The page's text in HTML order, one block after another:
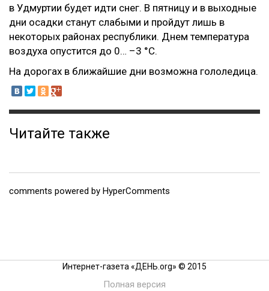
в Удмуртии будет идти снег. В пятницу и в выходные
дни осадки станут слабыми и пройдут лишь в
некоторых районах республики. Днем температура
воздуха опустится до 0… –3 °С.
На дорогах в ближайшие дни возможна гололедица.
Читайте также
comments powered by HyperComments
Интернет-газета «ДЕНЬ.org» © 2015
Полная версия